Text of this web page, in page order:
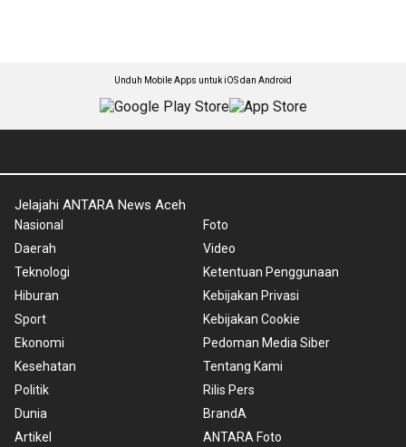
Unduh Mobile Apps untuk iOS dan Android
Jelajahi ANTARA News Aceh
Nasional
Daerah
Teknologi
Hiburan
Sport
Ekonomi
Kesehatan
Politik
Dunia
Artikel
Foto
Video
Ketentuan Penggunaan
Kebijakan Privasi
Kebijakan Cookie
Pedoman Media Siber
Tentang Kami
Rilis Pers
BrandA
ANTARA Foto